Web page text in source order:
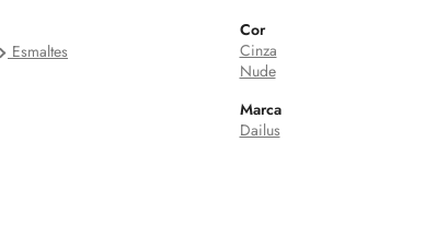
Esmaltes
Cor
Cinza
Nude
Marca
Dailus